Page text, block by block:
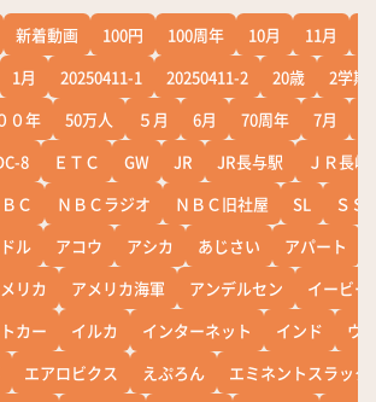
新着動画 100円 100周年 10月 11月
1月 20250411-1 20250411-2 20歳
2学期
０年 50万人 ５月 6月 70周年 7月
8 ＥＴＣ GW JR JR長与駅
ＪＲ長崎
Ｃ ＮＢＣラジオ ＮＢＣ旧社屋 SL
ＳＳ
ル アコウ アシカ あじさい アパート
リカ アメリカ海軍 アンデルセン
イービー
カー イルカ インターネット インド
ウ
エアロビクス えぷろん
エミネントスラック